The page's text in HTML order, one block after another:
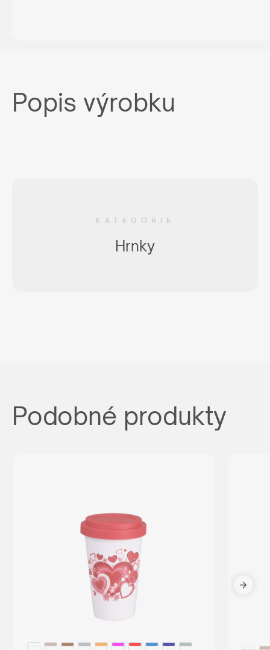
Popis výrobku
KATEGORIE
Hrnky
Podobné produkty